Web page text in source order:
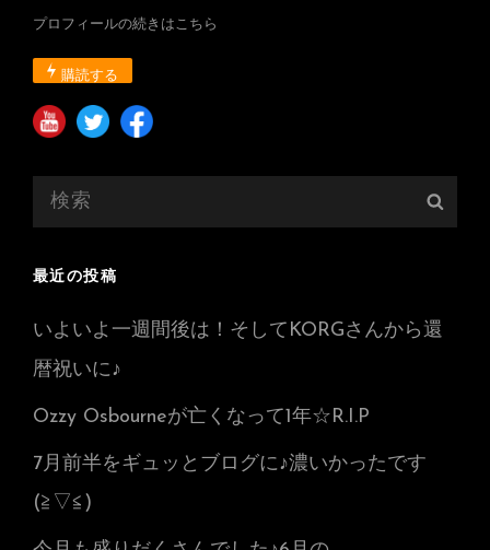
プロフィールの続きはこちら
購読する
索
最近の投稿
いよいよ一週間後は！そしてKORGさんから還
暦祝いに♪
Ozzy Osbourneが亡くなって1年☆R.I.P
7月前半をギュッとブログに♪濃いかったです
(≧▽≦)